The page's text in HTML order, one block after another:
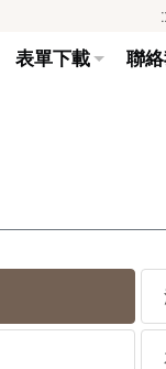
表單下載 聯